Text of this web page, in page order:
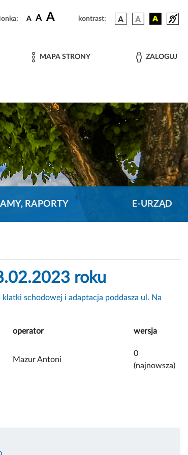
A A A kontrast:
MAPA STRONY ZALOGUJ
RAPORTY E-URZĄD
roku
schodowej i adaptacja poddasza ul. Na
operator wersja
Mazur Antoni
0
(najnowsza)